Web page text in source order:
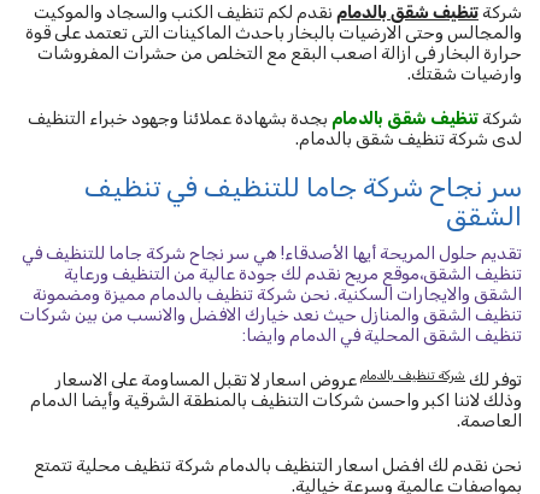
شركةتنظيف شقق بالدمام نقدم لكم تنظيف الكنب والسجاد والموكيت
والمجالس وحتى الارضيات بالبخار باحدث الماكينات التى تعتمد على قوة
حرارة البخار فى ازالة اصعب البقع مع التخلص من حشرات المفروشات
وارضيات شقتك.
شركةتنظيف شقق بالدمام بجدة بشهادة عملائنا وجهود خبراء التنظيف
لدى شركة تنظيف شقق بالدمام.
سر نجاح شركة جاما للتنظيف في تنظيف
الشقق
تقديم حلول المريحة أيها الأصدقاء! هي سر نجاح شركة جاما للتنظيف في
تنظيف الشقق،موقع مريح نقدم لك جودة عالية من التنظيف ورعاية
الشقق والايجارات السكنية. نحن شركة تنظيف بالدمام مميزة ومضمونة
تنظيف الشقق والمنازل حيث نعد خيارك الافضل والانسب من بين شركات
تنظيف الشقق المحلية في الدمام وايضا:
توفر لك شركة تنظيف بالدمام عروض اسعار لا تقبل المساومة على الاسعار
وذلك لاننا اكبر واحسن شركات التنظيف بالمنطقة الشرقية وأيضا الدمام
العاصمة.
نحن نقدم لك افضل اسعار التنظيف بالدمام شركة تنظيف محلية تتمتع
بمواصفات عالمية وسرعة خيالية.